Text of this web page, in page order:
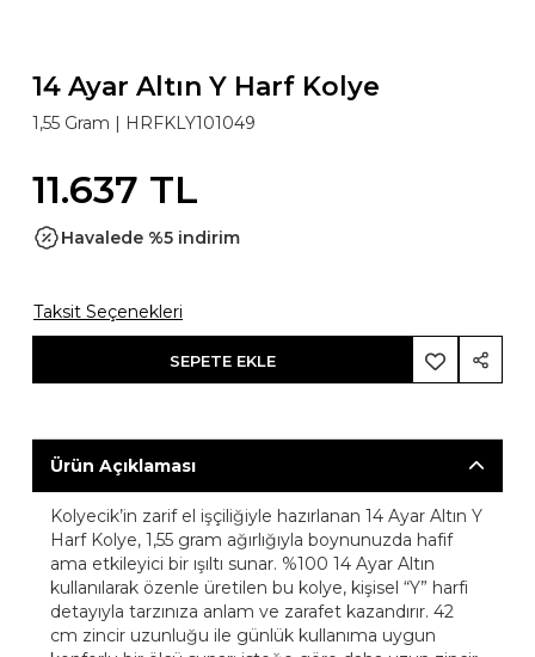
14 Ayar Altın Y Harf Kolye
1,55 Gram | HRFKLY101049
11.637 TL
Havalede %5 indirim
Taksit Seçenekleri
SEPETE EKLE
Ürün Açıklaması
Kolyecik’in zarif el işçiliğiyle hazırlanan 14 Ayar Altın Y
Harf Kolye, 1,55 gram ağırlığıyla boynunuzda hafif
ama etkileyici bir ışıltı sunar. %100 14 Ayar Altın
kullanılarak özenle üretilen bu kolye, kişisel “Y” harfi
detayıyla tarzınıza anlam ve zarafet kazandırır. 42
cm zincir uzunluğu ile günlük kullanıma uygun